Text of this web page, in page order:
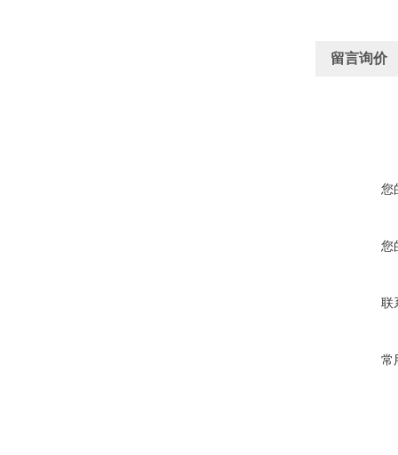
留言询价
您
您
联
常